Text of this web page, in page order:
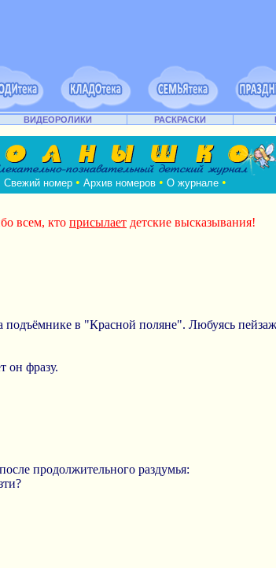
ВИДЕОРОЛИКИ РАСКРАСКИ
Свежий номер • Архив номеров • О журнале •
всем, кто присылает детские высказывания!
подъёмнике в "Красной поляне". Любуясь
он фразу.
продолжительного раздумья: